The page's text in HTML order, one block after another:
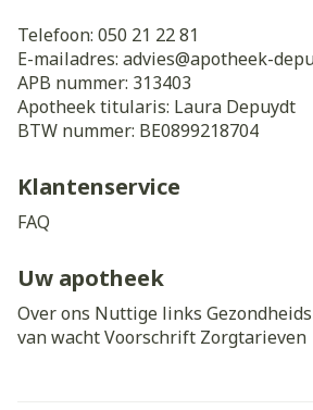
Telefoon: 050 21 22 81
E-mailadres: advies@apotheek-
APB nummer: 313403
Apotheek titularis: Laura Depuydt
BTW nummer: BE0899218704
Klantenservice
FAQ
Uw apotheek
Over ons Nuttige links
van wachtVoorschrift Zorgtarieven